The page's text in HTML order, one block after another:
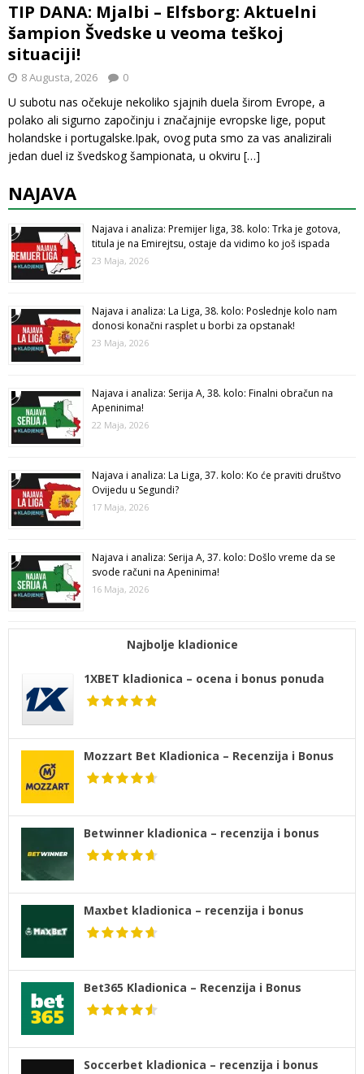
TIP DANA: Mjalbi – Elfsborg: Aktuelni
šampion Švedske u veoma teškoj
situaciji!
8 Augusta, 2026 0
U subotu nas očekuje nekoliko sjajnih duela širom Evrope, a
polako ali sigurno započinju i značajnije evropske lige, poput
holandske i portugalske.Ipak, ovog puta smo za vas analizirali
jedan duel iz švedskog šampionata, u okviru […]
NAJAVA
Najava i analiza: Premijer liga, 38. kolo: Trka je gotova,
titula je na Emirejtsu, ostaje da vidimo ko još ispada
23 Maja, 2026
Najava i analiza: La Liga, 38. kolo: Poslednje kolo nam
donosi konačni rasplet u borbi za opstanak!
23 Maja, 2026
Najava i analiza: Serija A, 38. kolo: Finalni obračun na
Apeninima!
22 Maja, 2026
Najava i analiza: La Liga, 37. kolo: Ko će praviti društvo
Ovijedu u Segundi?
17 Maja, 2026
Najava i analiza: Serija A, 37. kolo: Došlo vreme da se
svode računi na Apeninima!
16 Maja, 2026
Najbolje kladionice
1XBET kladionica – ocena i bonus ponuda
Mozzart Bet Kladionica – Recenzija i Bonus
Betwinner kladionica – recenzija i bonus
Maxbet kladionica – recenzija i bonus
Bet365 Kladionica – Recenzija i Bonus
Soccerbet kladionica – recenzija i bonus